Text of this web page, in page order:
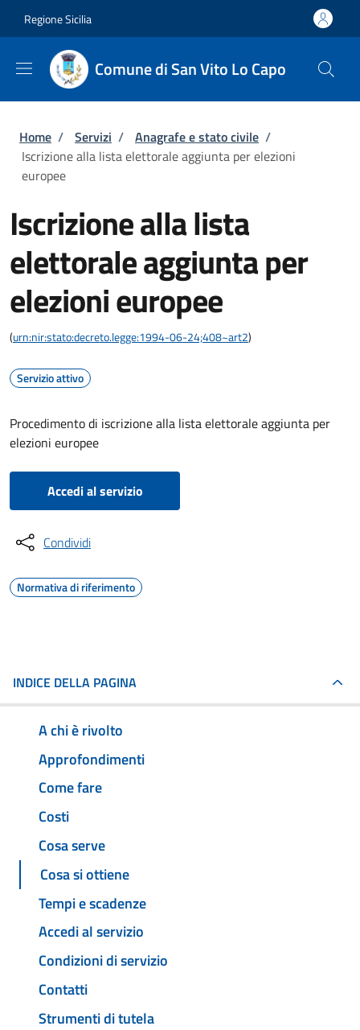
Regione Sicilia
Comune di San Vito Lo Capo
Briciole di pane
Home / Servizi / Anagrafe e stato civile /
Iscrizione alla lista elettorale aggiunta per elezioni
europee
Iscrizione alla lista
elettorale aggiunta per
elezioni europee
(urn:nir:stato:decreto.legge:1994-06-24;408~art2)
Servizio attivo
Procedimento di iscrizione alla lista elettorale aggiunta per
elezioni europee
Accedi al servizio
Condividi
Normativa di riferimento
INDICE DELLA PAGINA
A chi è rivolto
Approfondimenti
Come fare
Costi
Cosa serve
Cosa si ottiene
Tempi e scadenze
Accedi al servizio
Condizioni di servizio
Contatti
Strumenti di tutela